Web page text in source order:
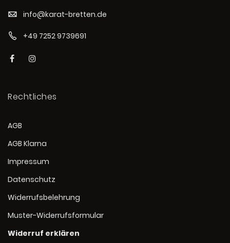
info@karat-bretten.de
+49 7252 9739691
Rechtliches
AGB
AGB Klarna
Impressum
Datenschutz
Widerrufsbelehrung
Muster-Widerrufsformular
Widerruf erklären